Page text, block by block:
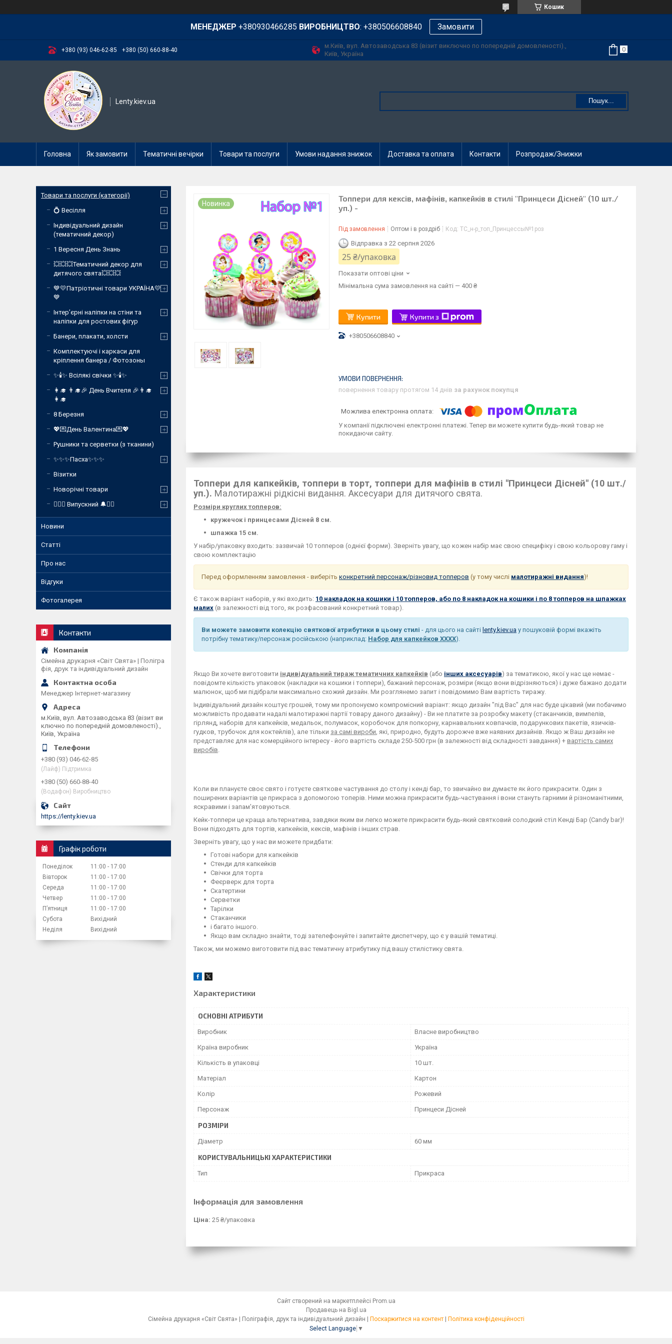
Кошик
МЕНЕДЖЕР +380930466285 ВИРОБНИЦТВО: +380506608840 Замовити
+380 (93) 046-62-85 +380 (50) 660-88-40
м.Київ, вул. Автозаводська 83 (візит виключно по попередній домовленості).,
Київ, Україна
Lenty.kiev.ua Пошук...
Головна Як замовити Тематичні вечірки Товари та послуги Умови надання знижок Доставка та оплата Контакти Розпродаж/Знижки
Новинка
Топпери для кексів, мафінів, капкейків в стилі "Принцеси Дісней" (10 шт./
уп.) -
Під замовлення Оптом і в роздріб Код: ТС_н-р_топ_Принцессы№1роз
Відправка з 22 серпня 2026
25 ₴/упаковка
Показати оптові ціни
Мінімальна сума замовлення на сайті — 400 ₴
Купити Купити з
+380506608840
повернення товару протягом 14 днів за рахунок покупця
У компанії підключені електронні платежі. Тепер ви можете купити будь-який товар не
покидаючи сайту.
Топпери для капкейків, топпери в торт, топпери для мафінів в стилі "Принцеси Дісней" (10 шт./
уп.). Малотиражні рідкісні видання. Аксесуари для дитячого свята.
Розміри круглих топперов:
кружечок і принцесами Дісней 8 см.
шпажка 15 см.
У набір/упаковку входить: зазвичай 10 топперов (однієї форми). Зверніть увагу, що кожен набір має свою специфіку і свою кольорову гаму і
свою комплектацію
Перед оформленням замовлення - виберіть конкретний персонаж/різновид топперов (у тому числі малотиражні видання)!
Є також варіант наборів, у які входить: 10 накладок на кошики і 10 топперов, або по 8 накладок на кошики і по 8 топперов на шпажках
малих (в залежності від того, як розфасований конкретний товар).
Ви можете замовити колекцію святкової атрибутики в цьому стилі - для цього на сайті lenty.kiev.ua у пошуковій формі вкажіть
потрібну тематику/персонаж російською (наприклад: Набор для капкейков ХХХХ).
Якщо Ви хочете виготовити індивідуальний тираж тематичних капкейків (або інших аксесуарів) за тематикою, якої у нас ще немає -
повідомте кількість упаковок (накладки на кошики і топпери), бажаний персонаж, розміри (якщо вони відрізняються) і дуже бажано додати
малюнок, щоб ми підібрали максимально схожий дизайн. Ми розглянемо запит і повідомимо Вам вартість тиражу.
Індивідуальний дизайн коштує грошей, тому ми пропонуємо компромісний варіант: якщо дизайн "під Вас" для нас буде цікавий (ми побачимо
можливість продавати надалі малотиражні партії товару даного дизайну) - Ви не платите за розробку макету (стаканчиків, вимпелів,
гірлянд, наборів для капкейків, медальок, полумасок, коробочок для попкорну, карнавальних ковпачків, подарункових пакетів, язичків-
гудков, трубочок для коктейлів), але тільки за самі вироби , які, природно, будуть дорожче вже наявних дизайнів. Якщо ж Ваш дизайн не
представляє для нас комерційного інтересу - його вартість складе 250-500 грн (в залежності від складності завдання) + вартість самих
виробів
Коли ви плануєте своє свято і готуєте святкове частування до столу і кенді бар, то звичайно ви думаєте як його прикрасити. Один з
поширених варіантів це прикраса з допомогою топерів. Ними можна прикрасити будь-частування і вони стануть гарними й різноманітними,
яскравими і запам'ятовуються.
Кейк-топпери це краща альтернатива, завдяки яким ви легко можете прикрасити будь-який святковий солодкий стіл Кенді Бар (Candy bar)!
Вони підходять для тортів, капкейків, кексів, мафінів і інших страв.
Зверніть увагу, що у нас ви можете придбати:
Готові набори для капкейків
Стенди для капкейків
Свічки для торта
Феєрверк для торта
Скатертини
Серветки
Тарілки
Стаканчики
і багато іншого.
Якщо вам складно знайти, тоді зателефонуйте і запитайте диспетчеру, що є у вашій тематиці.
Також, ми можемо виготовити під вас тематичну атрибутику під вашу стилістику свята.
Характеристики
ОСНОВНІ АТРИБУТИ
Виробник Власне виробництво
Країна виробник Україна
Кількість в упаковці 10 шт.
Матеріал Картон
Колір Рожевий
Персонаж Принцеси Дісней
РОЗМІРИ
Діаметр 60 мм
КОРИСТУВАЛЬНИЦЬКІ ХАРАКТЕРИСТИКИ
Тип Прикраса
Інформація для замовлення
Ціна: 25 ₴/упаковка
Товари та послуги (категорії)
💍 Весілля
Індивідуальний дизайн
(тематичний декор)
1 Вересня День Знань
💥💥💥Тематичний декор для
дитячого свята💥💥💥
💙💛Патріотичні товари УКРАЇНА💛
💙
Інтер’єрні наліпки на стіни та
наліпки для ростових фігур
Банери, плакати, холсти
Комплектуючі і каркаси для
кріплення банера / Фотозоны
✨🕯️✨ Всілякі свічки ✨🕯️✨
👩‍🎓 👨‍🎓🎉 День Вчителя 🎉👨‍🎓
👩‍🎓
8 Березня
💖💌День Валентина💌💖
Рушники та серветки (з тканини)
✨✨✨Пасха✨✨✨
Візитки
Новорічні товари
❤️‍🔥🔔 Випускний 🔔❤️‍🔥
Новини
Статті
Про нас
Відгуки
Фотогалерея
Контакти
Сімейна друкарня «Світ Свята» | Полігра
фія, друк та індивідуальний дизайн
Менеджер Інтернет-магазину
м.Київ, вул. Автозаводська 83 (візит ви
ключно по попередній домовленості).,
Київ, Україна
+380 (93) 046-62-85
(Лайф) Підтримка
+380 (50) 660-88-40
(Водафон) Виробництво
https://lenty.kiev.ua
Графік роботи
Понеділок 11:00
17:00
Вівторок
11:00
17:00
Середа
11:00
17:00
Четвер
11:00
17:00
Пʼятниця
11:00
17:00
Субота
Вихідний
Неділя
Вихідний
Сайт створений на маркетплейсі Prom.ua
Продавець на Bigl.ua
Сімейна друкарня «Світ Свята» | Поліграфія, друк та індивідуальний дизайн | Поскаржитися на контент | Політика конфіденційності
Select Language ▼